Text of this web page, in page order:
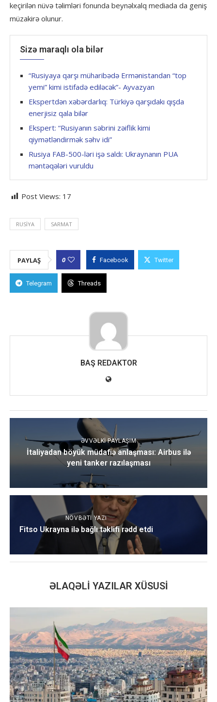
keçirilən nüvə təlimləri fonunda beynəlxalq mediada da geniş
müzakirə olunur.
Sizə maraqlı ola bilər
“Rusiyaya qarşı müharibədə Ermənistandan “top
yemi” kimi istifadə ediləcək”- Ayvazyan
Ekspertdən xəbərdarlıq: Türkiyə qarşıdakı qışda
enerjisiz qala bilər
Ekspert: “Rusiyanın səbrini zəiflik kimi
qiymətləndirmək səhv idi”
Rusiya FAB-500-ləri işə saldı: Ukraynanın PUA
məntəqələri vuruldu
Post Views: 17
RUSIYA SARMAT
PAYLAŞ 0 Facebook Twitter
Telegram Threads
BAŞ REDAKTOR
ƏVVƏLKI PAYLAŞIM
İtaliyadan böyük müdafiə anlaşması: Airbus ilə
yeni tanker razılaşması
NÖVBƏTI YAZI
Fitso Ukrayna ilə bağlı təklifi rədd etdi
ƏLAQƏLI YAZILAR XÜSUSI